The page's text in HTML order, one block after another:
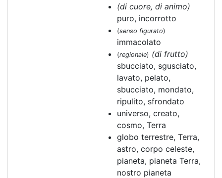
(di cuore, di animo)
puro, incorrotto
(senso figurato)
immacolato
(regionale) (di frutto)
sbucciato, sgusciato,
lavato, pelato,
sbucciato, mondato,
ripulito, sfrondato
universo, creato,
cosmo, Terra
globo terrestre, Terra,
astro, corpo celeste,
pianeta, pianeta Terra,
nostro pianeta